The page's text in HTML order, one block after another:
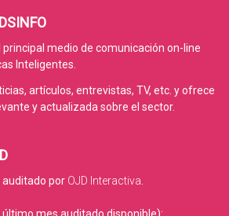
principal medio de comunicación on-line
Inteligentes.
artículos, entrevistas, TV, etc. y ofrece
y actualizada sobre el sector.
auditado por OJD Interactiva